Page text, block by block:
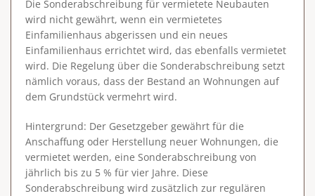
Die Sonderabschreibung für vermietete Neubauten
wird nicht gewährt, wenn ein vermietetes
Einfamilienhaus abgerissen und ein neues
Einfamilienhaus errichtet wird, das ebenfalls vermietet
wird. Die Regelung über die Sonderabschreibung setzt
nämlich voraus, dass der Bestand an Wohnungen auf
dem Grundstück vermehrt wird.
Hintergrund: Der Gesetzgeber gewährt für die
Anschaffung oder Herstellung neuer Wohnungen, die
vermietet werden, eine Sonderabschreibung von
jährlich bis zu 5 % für vier Jahre. Diese
Sonderabschreibung wird zusätzlich zur regulären